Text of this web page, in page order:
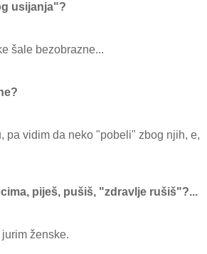
usijanja"?
šale bezobrazne...
pa vidim da neko "pobeli" zbog njih, e,
piješ, pušiš, "zdravlje rušiš"?...
ženske.